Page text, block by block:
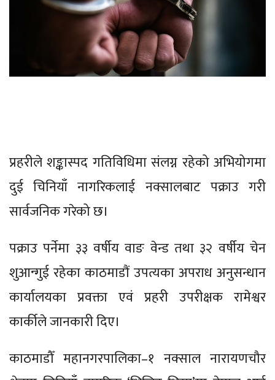
प्रहरीले शङ्कास्पद गतिविधिमा संलग्न रहेको अभियोगमा
दुई चिनियाँ नागरिकलाई नक्सालबाट पक्राउ गरी
सार्वजनिक गरेको छ।
पक्राउ पर्नेमा ३३ वर्षीय वाङ वेन्ड तथा ३२ वर्षीय चेन
शुआन्गुई रहेका काठमाडौं उपत्यका अपराध अनुसन्धान
कार्यालयका प्रवक्ता एवं प्रहरी उपरीक्षक रामेश्वर
कार्कीले जानकारी दिए।
काठमाडौँ महानगरपालिका–१ नक्साल नारायणचौर